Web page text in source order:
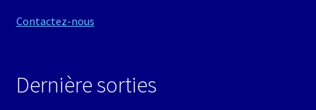
Contactez-nous
Dernière sorties